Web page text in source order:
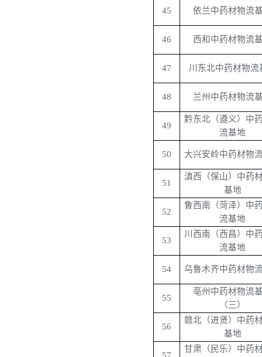
45 依兰中药材物流
46 西和中药材物流
47 川东北中药材物流
48 兰州中药材物流
49
黔东北（遵义）中
流基地
50 大兴安岭中药材物
51
滇西（保山）中药
基地
52
鲁西南（菏泽）中
流基地
53
川西南（西昌）中
流基地
54 乌鲁木齐中药材物
55
亳州中药材物流
（三）
56
赣北（进贤）中药
基地
甘肃（民乐）中药